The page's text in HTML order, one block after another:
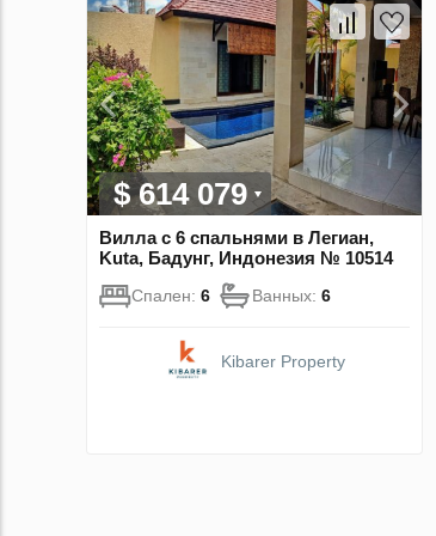
$ 614 079
Вилла с 6 спальнями в Легиан,
Kuta, Бадунг, Индонезия № 10514
Спален: 6 Ванных: 6
Kibarer Property